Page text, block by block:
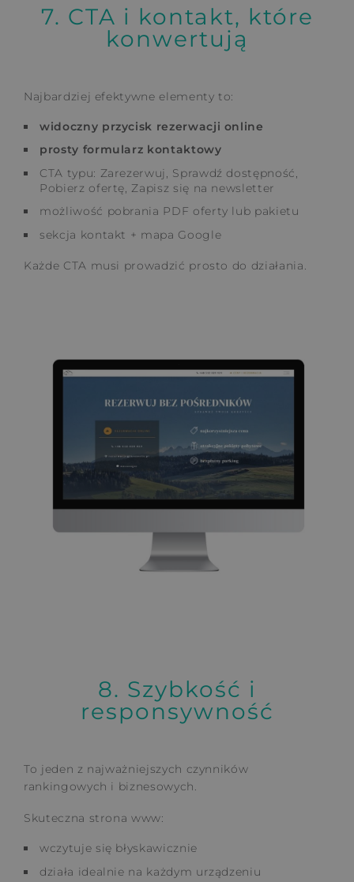
7. CTA i kontakt, które
konwertują
Najbardziej efektywne elementy to:
widoczny przycisk rezerwacji online
prosty formularz kontaktowy
CTA typu: Zarezerwuj, Sprawdź dostępność,
Pobierz ofertę, Zapisz się na newsletter
możliwość pobrania PDF oferty lub pakietu
sekcja kontakt + mapa Google
Każde CTA musi prowadzić prosto do działania.
8. Szybkość i
responsywność
To jeden z najważniejszych czynników
rankingowych i biznesowych.
Skuteczna strona www:
wczytuje się błyskawicznie
działa idealnie na każdym urządzeniu